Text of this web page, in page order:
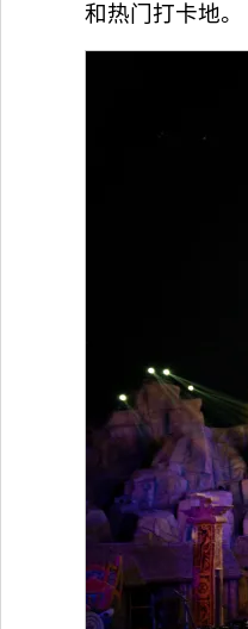
和热门打卡地。